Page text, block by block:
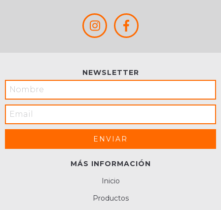
NEWSLETTER
MÁS INFORMACIÓN
Inicio
Productos